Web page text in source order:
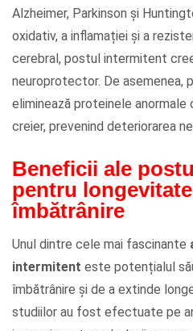
Alzheimer, Parkinson și
oxidativ, a inflamației și a
cerebral, postul intermitent
neuroprotector. De asemenea,
eliminează proteinele anormale
creier, prevenind deteriorarea
Beneficii ale
pentru
îmbătrânire
Unul dintre cele mai fascinante
intermitent este potențialul
îmbătrânire și de a extinde
studiilor au fost efectuate pe